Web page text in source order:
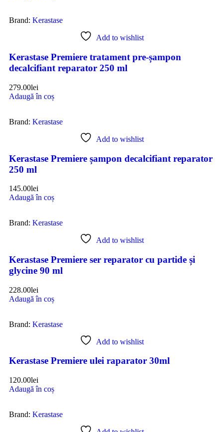
Brand: Kerastase
Add to wishlist
Kerastase Premiere tratament pre-șampon
decalcifiant reparator 250 ml
279.00lei
Adaugă în coș
Brand: Kerastase
Add to wishlist
Kerastase Premiere șampon decalcifiant reparator
250 ml
145.00lei
Adaugă în coș
Brand: Kerastase
Add to wishlist
Kerastase Premiere ser reparator cu partide și
glycine 90 ml
228.00lei
Adaugă în coș
Brand: Kerastase
Add to wishlist
Kerastase Premiere ulei raparator 30ml
120.00lei
Adaugă în coș
Brand: Kerastase